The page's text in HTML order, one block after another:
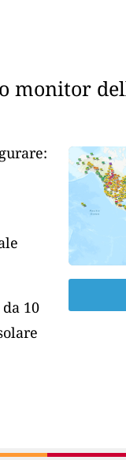
monitor
10